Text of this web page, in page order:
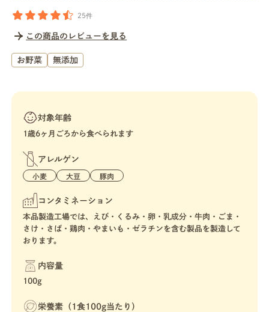
25件
この商品のレビューを見る
お野菜 無添加
対象年齢
1歳6ヶ月ごろから食べられます
アレルゲン
小麦 大豆 豚肉
コンタミネーション
本品製造工場では、えび・くるみ・卵・乳成分・牛肉・ごま・
さけ・さば・鶏肉・やまいも・ゼラチンを含む製品を製造して
おります。
内容量
100g
栄養素（1食100g当たり）